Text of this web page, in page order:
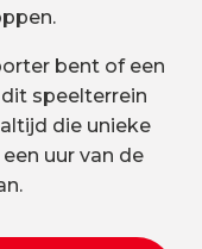
bent of een
speelterrein
die unieke
uur van de